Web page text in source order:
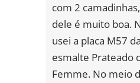
com 2
dele é muito boa.
usei a placa M57
esmalte Prateado
Femme. No meio